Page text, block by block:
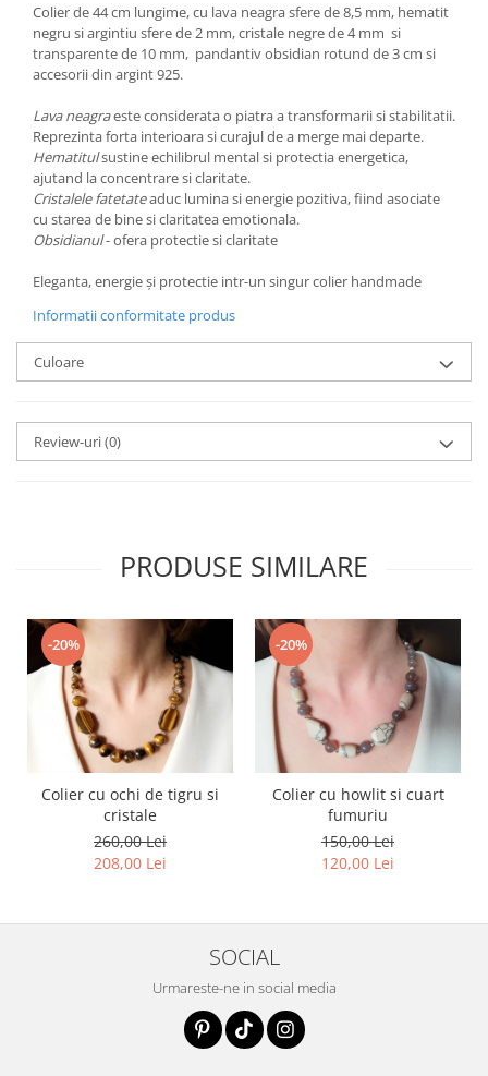
Colier de 44 cm lungime, cu lava neagra sfere de 8,5 mm, hematit
negru si argintiu sfere de 2 mm, cristale negre de 4 mm si
transparente de 10 mm, pandantiv obsidian rotund de 3 cm si
accesorii din argint 925.
Lava neagraeste considerata o piatra a transformarii si stabilitatii.
Reprezinta forta interioara si curajul de a merge mai departe.
Hematitulsustine echilibrul mental si protectia energetica,
ajutand la concentrare si claritate.
Cristalele fatetateaduc lumina si energie pozitiva, fiind asociate
cu starea de bine si claritatea emotionala.
Obsidianul- ofera protectie si claritate
Eleganta, energie și protectie intr-un singur colier handmade
Informatii conformitate produs
Culoare
Review-uri(0)
PRODUSE SIMILARE
-20%
Colier cu ochi de tigru si
cristale
260,00 Lei
208,00 Lei
-20%
Colier cu howlit si cuart
fumuriu
150,00 Lei
120,00 Lei
SOCIAL
Urmareste-ne in social media